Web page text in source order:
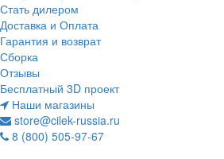
Стать дилером
Доставка и Оплата
Гарантия и возврат
Сборка
Отзывы
Бесплатный 3D проект
Наши магазины
store@cilek-russia.ru
8 (800) 505-97-67